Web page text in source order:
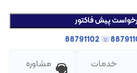
پیش فاکتور
☏ 88791102
خدمات
مشاوره